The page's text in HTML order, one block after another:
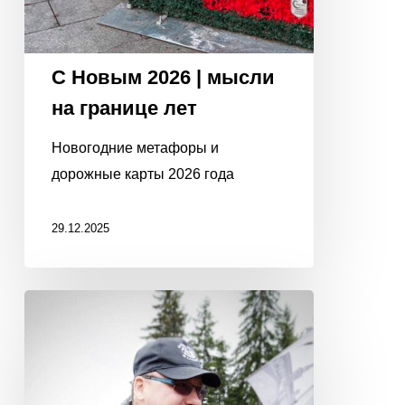
С Новым 2026 | мысли
на границе лет
Новогодние метафоры и
дорожные карты 2026 года
29.12.2025
ДОГОВОРИТЬСЯ